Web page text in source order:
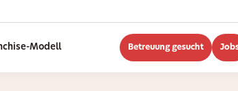
Modell Betreuung gesucht